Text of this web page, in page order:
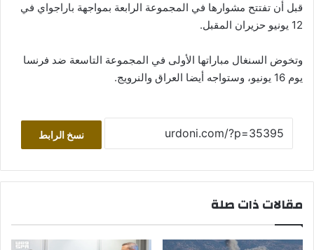
قبل أن تفتتح مشوارها في المجموعة الرابعة بمواجهة باراجواي في
12 يونيو حزيران المقبل.
وتخوض السنغال مباراتها الأولى في المجموعة التاسعة ضد فرنسا
يوم 16 يونيو، وستواجه أيضا العراق والنرويج.
نسخ الرابط
مقالات ذات صلة